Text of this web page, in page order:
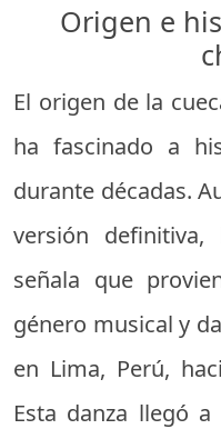
Origen e
El origen de la
ha fascinado a
durante décadas.
versión
señala que
género musical y
en Lima, Perú,
Esta danza llegó